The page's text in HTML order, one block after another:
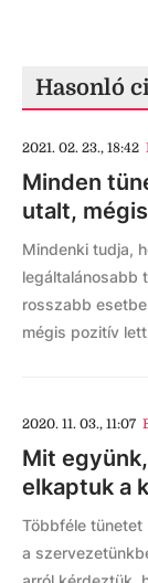
Hasonló
2021. 02. 23., 18:42
Minden
utalt,
Mindenki tudja,
legáltalánosabb
rosszabb
mégis pozitív
2020. 11. 03., 11:07
Mit
elkaptuk a
Többféle tünetet
a